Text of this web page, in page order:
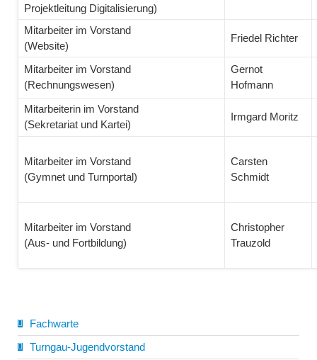
Projektleitung Digitalisierung)
Mitarbeiter im Vorstand
(Website)
Friedel Richter
Mitarbeiter im Vorstand
(Rechnungswesen)
Gernot
Hofmann
Mitarbeiterin im Vorstand
(Sekretariat und Kartei)
Irmgard Moritz
Mitarbeiter im Vorstand
(Gymnet und Turnportal)
Carsten
Schmidt
Mitarbeiter im Vorstand
(Aus- und Fortbildung)
Christopher
Trauzold
Fachwarte
Turngau-Jugendvorstand